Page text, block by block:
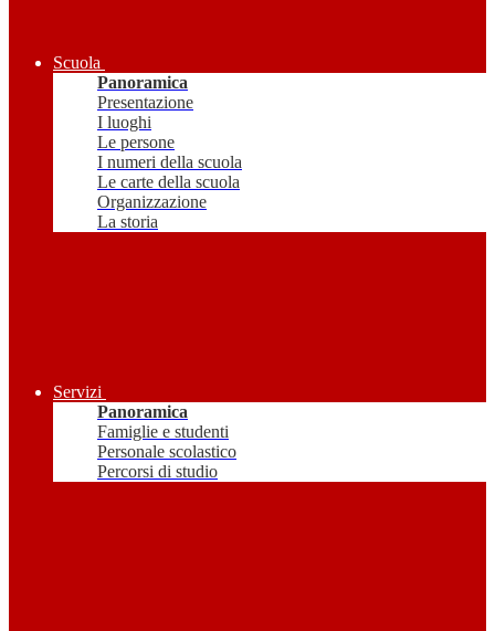
Scuola
Panoramica
Presentazione
I luoghi
Le persone
I numeri della scuola
Le carte della scuola
Organizzazione
La storia
Servizi
Panoramica
Famiglie e studenti
Personale scolastico
Percorsi di studio